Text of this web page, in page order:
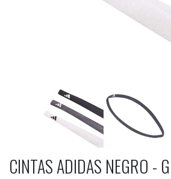
CINTAS ADIDAS NEGRO -